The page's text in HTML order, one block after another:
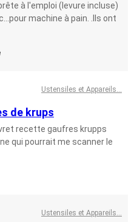
à l'emploi (levure incluse)
machine à pain. .Ils ont
Ustensiles et Appareils...
de krups
recette gaufres krupps
qui pourrait me scanner le
Ustensiles et Appareils...